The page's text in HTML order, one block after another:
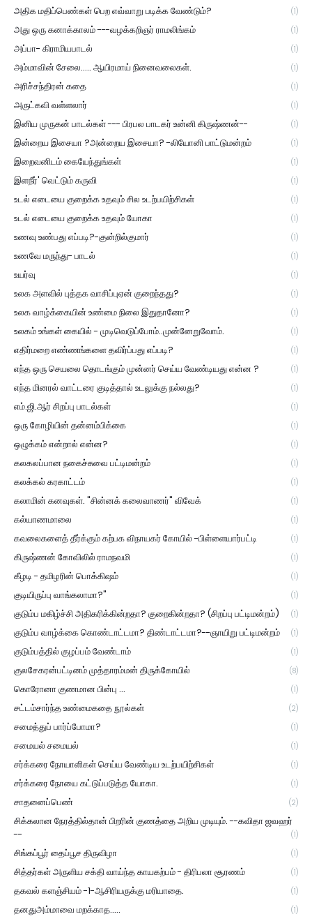
அதிக மதிப்பெண்கள் பெற எவ்வாறு படிக்க வேண்டும்? (1)
அது ஒரு கனாக்காலம் ---வழக்கறிஞர் ராமலிங்கம் (1)
அப்பா- கிராமியபாடல் (1)
அம்மாவின் சேலை..... ஆயிரமாய் நினைவலைகள். (1)
அரிச்சந்திரன் கதை (1)
அருட்கவி வள்ளலார் (1)
இனிய முருகன் பாடல்கள் --- பிரபல பாடகர் உன்னி கிருஷ்ணன்-- (1)
இன்றைய இசையா ?அன்றைய இசையா? -லியோனி பாட்டுமன்றம் (1)
இறைவனிடம் கையேந்துங்கள் (1)
இளநீர்' வெட்டும் கருவி (1)
உடல் எடையை குறைக்க உதவும் சில உடற்பயிற்சிகள் (1)
உடல் எடையை குறைக்க உதவும் யோகா (1)
உணவு உண்பது எப்படி?-குன்றில்குமார் (1)
உணவே மருந்து- பாடல் (1)
உயர்வு (1)
உலக அளவில் புத்தக வாசிப்புஏன் குறைந்தது? (1)
உலக வாழ்க்கையின் உண்மை நிலை இதுதானோ? (1)
உலகம் உங்கள் கையில் - முடிவெடுப்போம்..முன்னேறுவோம். (1)
எதிர்மறை எண்ணங்களை தவிர்ப்பது எப்படி? (1)
எந்த ஒரு செயலை தொடங்கும் முன்னர் செய்ய வேண்டியது என்ன ? (1)
எந்த மினரல் வாட்டரை குடித்தால் உடலுக்கு நல்லது? (1)
எம்.ஜி.ஆர் சிறப்பு பாடல்கள் (1)
ஒரு கோழியின் தன்னம்பிக்கை (1)
ஒழுக்கம் என்றால் என்ன? (1)
கலகலப்பான நகைச்சுவை பட்டிமன்றம் (1)
கலக்கல் கரகாட்டம் (1)
கலாமின் கனவுகள். "சின்னக் கலைவாணர்" விவேக் (1)
கல்யாணமாலை (1)
கவலைகளைத் தீர்க்கும் கற்பக விநாயகர் கோயில் -பிள்ளையார்பட்டி (1)
கிருஷ்ணன் கோவிலில் ராமநவமி (1)
கீழடி - தமிழரின் பொக்கிஷம் (1)
குடியிருப்பு வாங்கலாமா?" (1)
குடும்ப மகிழ்ச்சி அதிகரிக்கின்றதா? குறைகின்றதா? (சிறப்பு பட்டிமன்றம்) (1)
குடும்ப வாழ்க்கை கொண்டாட்டமா? திண்டாட்டமா?--ஞாயிறு பட்டிமன்றம் (1)
குடும்பத்தில் குழப்பம் வேண்டாம் (1)
குலசேகரன்பட்டினம் முத்தாரம்மன் திருக்கோயில் (8)
கொரோனா குணமான பின்பு ... (1)
சட்டம்சார்ந்த உண்மைகதை நூல்கள் (2)
சமைத்துப் பார்ப்போமா? (1)
சமையல் சமையல் (1)
சர்க்கரை நோயாளிகள் செய்ய வேண்டிய உடற்பயிற்சிகள் (1)
சர்க்கரை நோயை கட்டுப்படுத்த யோகா. (1)
சாதனைப்பெண் (2)
சிக்கலான நேரத்தில்தான் பிறரின் குணத்தை அறிய முடியும். --கவிதா ஜவஹர்
--
(1)
சிங்கப்பூர் தைப்பூச திருவிழா (1)
சித்தர்கள் அருளிய சக்தி வாய்ந்த காயகற்பம் - திரிபலா சூரணம் (1)
தகவல் களஞ்சியம் -1-ஆசிரியருக்கு மரியாதை. (1)
தனதுஅம்மாவை மறக்காத..... (1)